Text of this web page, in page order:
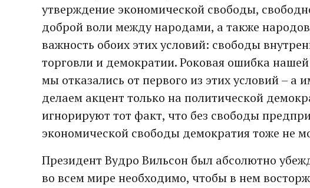
утверждение экономической свободы,
доброй воли между народами, а также
важность обоих этих условий: свободы
торговли и демократии. Роковая ошибка
мы отказались от первого из этих условий – а
делаем акцент только на политической
игнорируют тот факт, что без свободы
экономической свободы демократия тоже не
Президент Вудро Вильсон был абсолютно
во всем мире необходимо, чтобы в нем